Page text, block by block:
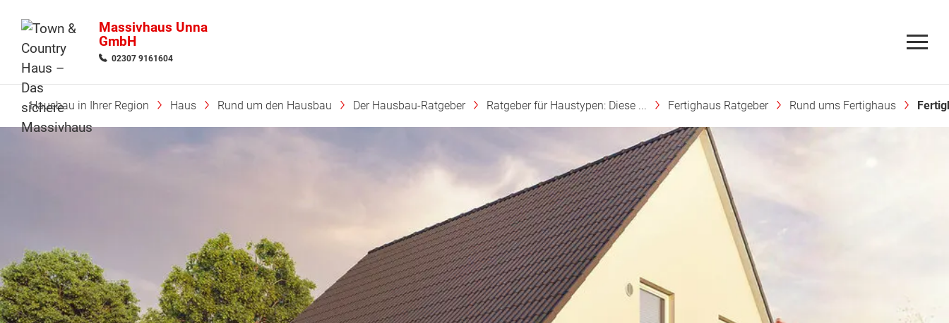
Massivhaus Unna
GmbH
02307 9161604
Hausbau in Ihrer Region Haus Rund um den Hausbau Der Hausbau-Ratgeber Ratgeber für Haustypen: Diese ... Fertighaus Ratgeber Rund ums Fertighaus